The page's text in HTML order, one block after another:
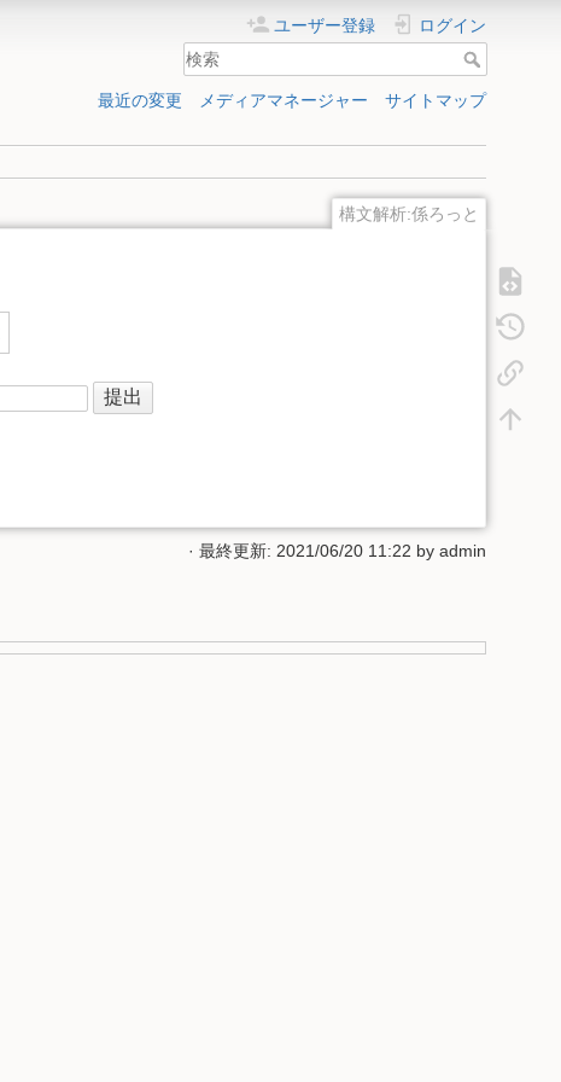
ユーザー登録 ログイン
最近の変更 メディアマネージャー サイトマップ
構文解析:係ろっと
· 最終更新: 2021/06/20 11:22 by admin